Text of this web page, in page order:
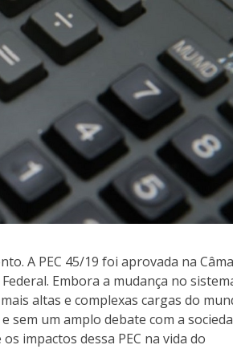
A PEC 45/19 foi aprovada na
Embora a mudança no
altas e complexas cargas do
sem um amplo debate com a
impactos dessa PEC na vida do